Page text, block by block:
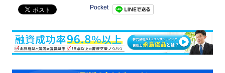
Pocket